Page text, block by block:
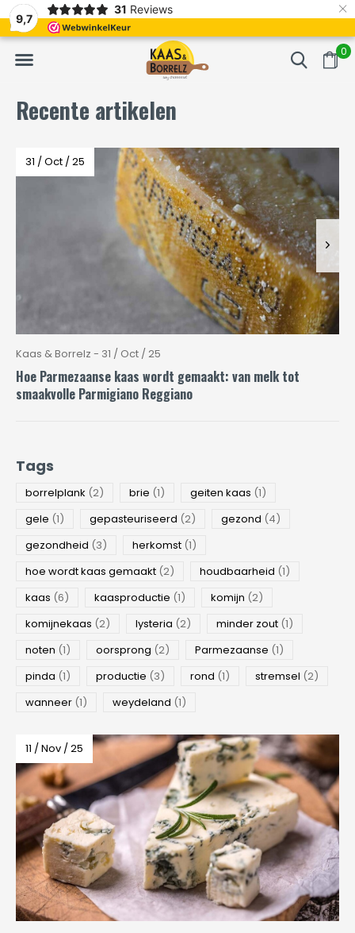
9,7
31 Reviews ×
0
Vaak volgende dag geleverd Gratis
Recente artikelen
31 / Oct / 25
Kaas & Borrelz - 31 / Oct / 25
Hoe Parmezaanse kaas wordt gemaakt: van melk tot
smaakvolle Parmigiano Reggiano
Tags
borrelplank (2) brie (1) geiten kaas (1)
gele (1) gepasteuriseerd (2) gezond (4)
gezondheid (3) herkomst (1)
hoe wordt kaas gemaakt (2) houdbaarheid (1)
kaas (6) kaasproductie (1) komijn (2)
komijnekaas (2) lysteria (2) minder zout (1)
noten (1) oorsprong (2) Parmezaanse (1)
pinda (1) productie (3) rond (1) stremsel (2)
wanneer (1) weydeland (1)
11 / Nov / 25